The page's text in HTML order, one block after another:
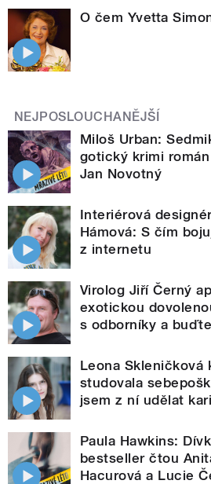
O čem Yvetta
NEJPOSLOUCHANĚJŠÍ
Miloš Urban:
gotický krimi
Jan Novotný
Interiérová
Hámová: S čím
z internetu
Virolog Jiří Černý
exotickou
s odborníky a
Leona Skleničková
studovala
jsem z ní udělat
Paula Hawkins:
bestseller čtou
Hacurová a Lucie